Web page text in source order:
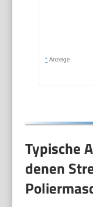
* Anzeige
Typische
denen